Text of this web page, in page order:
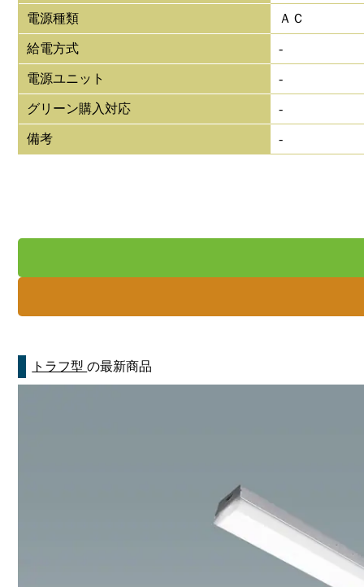
電源種類 ＡＣ
給電方式 -
電源ユニット -
グリーン購入対応 -
備考 -
トラフ型の最新商品